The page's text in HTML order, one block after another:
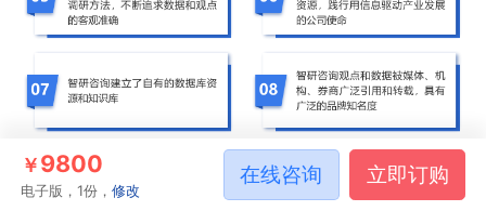
￥9800
电子版，1份，修改
在线咨询 立即订购